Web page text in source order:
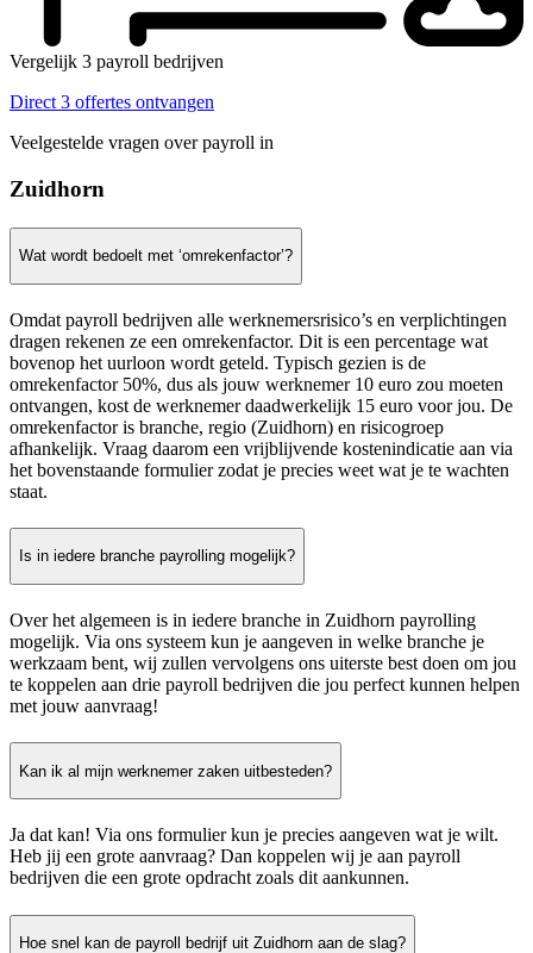
Vergelijk 3 payroll bedrijven
Direct 3 offertes ontvangen
Veelgestelde vragen over payroll in
Zuidhorn
Wat wordt bedoelt met ‘omrekenfactor’?
Omdat payroll bedrijven alle werknemersrisico’s en verplichtingen
dragen rekenen ze een omrekenfactor. Dit is een percentage wat
bovenop het uurloon wordt geteld. Typisch gezien is de
omrekenfactor 50%, dus als jouw werknemer 10 euro zou moeten
ontvangen, kost de werknemer daadwerkelijk 15 euro voor jou. De
omrekenfactor is branche, regio (Zuidhorn) en risicogroep
afhankelijk. Vraag daarom een vrijblijvende kostenindicatie aan via
het bovenstaande formulier zodat je precies weet wat je te wachten
staat.
Is in iedere branche payrolling mogelijk?
Over het algemeen is in iedere branche in Zuidhorn payrolling
mogelijk. Via ons systeem kun je aangeven in welke branche je
werkzaam bent, wij zullen vervolgens ons uiterste best doen om jou
te koppelen aan drie payroll bedrijven die jou perfect kunnen helpen
met jouw aanvraag!
Kan ik al mijn werknemer zaken uitbesteden?
Ja dat kan! Via ons formulier kun je precies aangeven wat je wilt.
Heb jij een grote aanvraag? Dan koppelen wij je aan payroll
bedrijven die een grote opdracht zoals dit aankunnen.
Hoe snel kan de payroll bedrijf uit Zuidhorn aan de slag?